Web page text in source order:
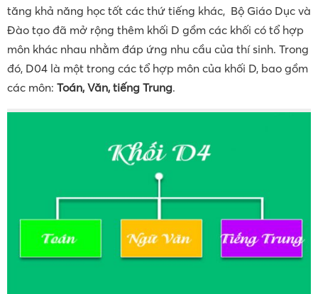
tăng khả năng học tốt các thứ tiếng khác, Bộ Giáo Dục và
Đào tạo đã mở rộng thêm khối D gồm các khối có tổ hợp
môn khác nhau nhằm đáp ứng nhu cầu của thí sinh. Trong
đó, D04 là một trong các tổ hợp môn của khối D, bao gồm
các môn: Toán, Văn, tiếng Trung.